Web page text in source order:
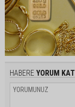
HABERE YORUM KAT